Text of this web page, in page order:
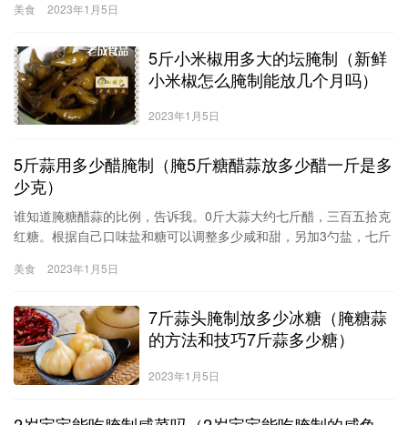
我觉得洋葱满提味的。另外还可加一些青红椒等。总之做法随意，
卡)羊肉400g方法/步骤准备好羊肉，洗净。羊肉切小块。葱切小
圈，加入羊肉中。加入生抽。加入孜然粒
美食 2023年1月5日
5斤小米椒用多大的坛腌制（新鲜
小米椒怎么腌制能放几个月吗）
2023年1月5日
5斤蒜用多少醋腌制（腌5斤糖醋蒜放多少醋一斤是多
少克）
谁知道腌糖醋蒜的比例，告诉我。0斤大蒜大约七斤醋，三百五拾克
红糖。根据自己口味盐和糖可以调整多少咸和甜，另加3勺盐，七斤
16.7千克。
美食 2023年1月5日
7斤蒜头腌制放多少冰糖（腌糖蒜
的方法和技巧7斤蒜多少糖）
2023年1月5日